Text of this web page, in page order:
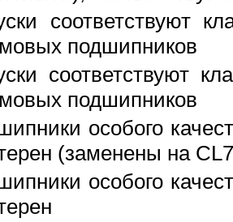
соответствуют
подшипников
соответствуют
подшипников
особого
(заменены на
особого